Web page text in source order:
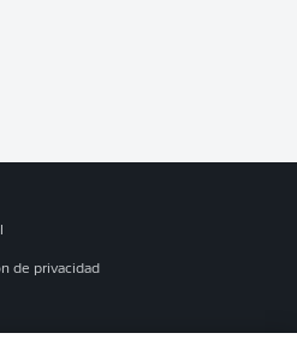
de privacidad